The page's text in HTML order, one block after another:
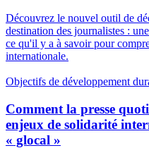
Découvrez le nouvel outil de
destination des journalistes :
ce qu'il y a à savoir pour
internationale.
Objectifs de développement
Comment la presse
enjeux de solidarité
« glocal »